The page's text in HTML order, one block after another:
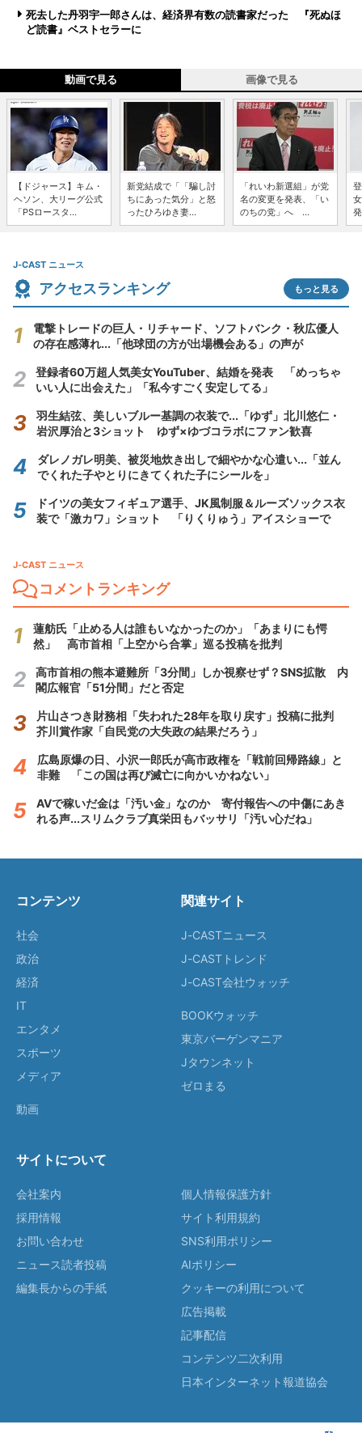
死去した丹羽宇一郎さんは、経済界有数の読書家だった 『死ぬほ
ど読書』ベストセラーに
動画で見る 画像で見る
【ドジャース】キム・
ヘソン、大リーグ公式
「PSロースタ...
新党結成で「「騙し討
ちにあった気分」と怒
ったひろゆき妻...
「れいわ新選組」が党
名の変更を発表、「い
のちの党」へ ...
J-CAST ニュース
アクセスランキング もっと見る
電撃トレードの巨人・リチャード、ソフトバンク・秋広優人
の存在感薄れ...「他球団の方が出場機会ある」の声が
登録者60万超人気美女YouTuber、結婚を発表 「めっちゃ
いい人に出会えた」「私今すごく安定してる」
羽生結弦、美しいブルー基調の衣装で...「ゆず」北川悠仁・
岩沢厚治と3ショット ゆず×ゆづコラボにファン歓喜
ダレノガレ明美、被災地炊き出しで細やかな心遣い...「並ん
でくれた子やとりにきてくれた子にシールを」
ドイツの美女フィギュア選手、JK風制服＆ルーズソックス衣
装で「激カワ」ショット 「りくりゅう」アイスショーで
J-CAST ニュース
コメントランキング
蓮舫氏「止める人は誰もいなかったのか」「あまりにも愕
然」 高市首相「上空から合掌」巡る投稿を批判
高市首相の熊本避難所「3分間」しか視察せず？SNS拡散 内
閣広報官「51分間」だと否定
片山さつき財務相「失われた28年を取り戻す」投稿に批判
芥川賞作家「自民党の大失政の結果だろう」
広島原爆の日、小沢一郎氏が高市政権を「戦前回帰路線」と
非難 「この国は再び滅亡に向かいかねない」
AVで稼いだ金は「汚い金」なのか 寄付報告への中傷にあき
れる声...スリムクラブ真栄田もバッサリ「汚い心だね」
コンテンツ
社会
政治
経済
IT
エンタメ
スポーツ
メディア
動画
関連サイト
J-CASTニュース
J-CASTトレンド
J-CAST会社ウォッチ
BOOKウォッチ
東京バーゲンマニア
Jタウンネット
ゼロまる
サイトについて
会社案内
採用情報
お問い合わせ
ニュース読者投稿
編集長からの手紙
個人情報保護方針
サイト利用規約
SNS利用ポリシー
AIポリシー
クッキーの利用について
広告掲載
記事配信
コンテンツ二次利用
日本インターネット報道協会